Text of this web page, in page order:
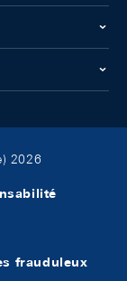
2026
frauduleux